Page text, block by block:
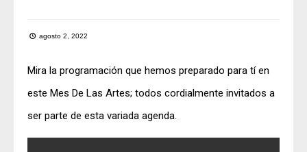
agosto 2, 2022
Mira la programación que hemos preparado para tí en
este Mes De Las Artes; todos cordialmente invitados a
ser parte de esta variada agenda.